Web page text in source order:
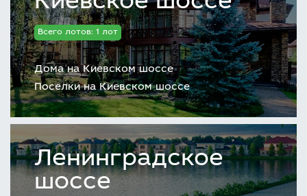
Всего лотов: 1 лот
Дома на Киевском шоссе
Поселки на Киевском шоссе
Ленинградское
шоссе